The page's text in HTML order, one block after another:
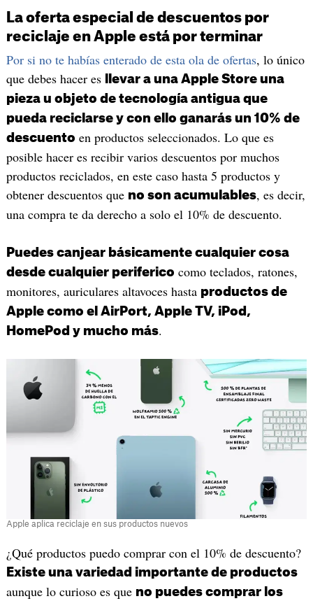
La oferta especial de descuentos por
reciclaje en Apple está por terminar
Por si no te habías enterado de esta ola de ofertas, lo único
que debes hacer es
llevar a una Apple Store una
pieza u objeto de tecnología antigua que
pueda reciclarse y con ello ganarás un 10% de
descuento en productos seleccionados. Lo que es
posible hacer es recibir varios descuentos por muchos
productos reciclados, en este caso hasta 5 productos y
obtener descuentos que no son acumulables, es decir,
una compra te da derecho a solo el 10% de descuento.
Puedes canjear básicamente cualquier cosa
desde cualquier periferico como teclados, ratones,
monitores, auriculares altavoces hasta productos de
Apple como el AirPort, Apple TV, iPod,
HomePod y mucho más.
Apple aplica reciclaje en sus productos nuevos
¿Qué productos puedo comprar con el 10% de descuento?
Existe una variedad importante de productos
aunque lo curioso es que no puedes comprar los